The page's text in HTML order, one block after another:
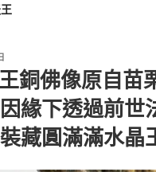
銅佛像原自苗
緣下透過前世
藏圓滿滿水晶